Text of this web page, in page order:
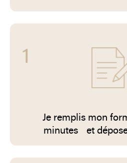
Je remplis mon
minutes et
1